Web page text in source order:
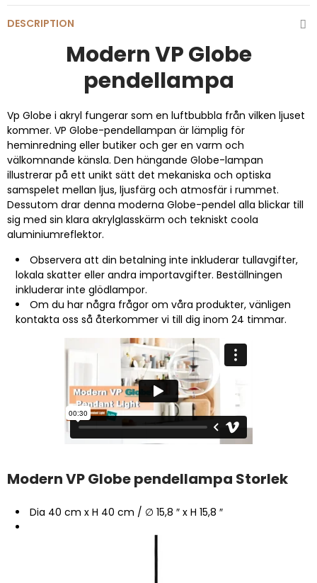
DESCRIPTION
Modern VP Globe
pendellampa
Vp Globe i akryl fungerar som en luftbubbla från vilken ljuset
kommer. VP Globe-pendellampan är lämplig för
heminredning eller butiker och ger en varm och
välkomnande känsla. Den hängande Globe-lampan
illustrerar på ett unikt sätt det mekaniska och optiska
samspelet mellan ljus, ljusfärg och atmosfär i rummet.
Dessutom drar denna moderna Globe-pendel alla blickar till
sig med sin klara akrylglasskärm och tekniskt coola
aluminiumreflektor.
Observera att din betalning inte inkluderar tullavgifter,
lokala skatter eller andra importavgifter. Beställningen
inkluderar inte glödlampor.
Om du har några frågor om våra produkter, vänligen
kontakta oss så återkommer vi till dig inom 24 timmar.
Modern VP Globe pendellampa Storlek
Dia 40 cm x H 40 cm / ∅ 15,8 ″ x H 15,8 ″